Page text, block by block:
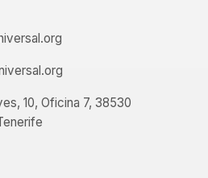
10, Oficina 7, 38530